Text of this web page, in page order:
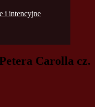
i intencyjne
Carolla cz.